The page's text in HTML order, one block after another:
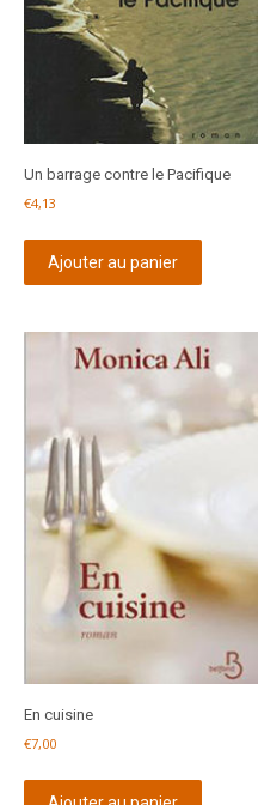
Un barrage contre le Pacifique
€4,13
Ajouter au panier
En cuisine
€7,00